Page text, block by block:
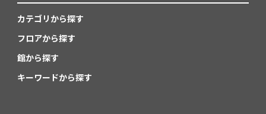
カテゴリから探す
フロアから探す
館から探す
キーワードから探す